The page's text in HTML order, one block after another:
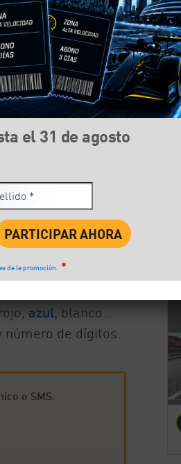
la calle? En el
azul, blanco…
número de dígitos.
o SMS.
el 31 de agosto
de la promoción. *